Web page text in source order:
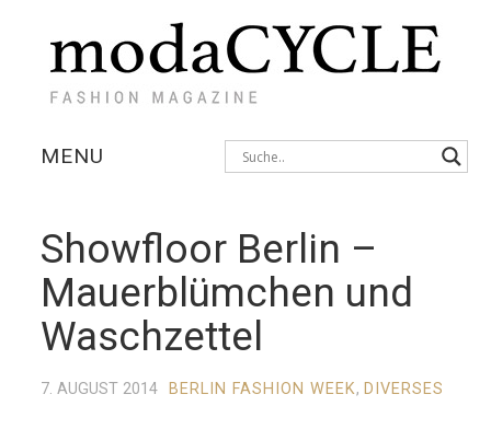
MENU
AUSSTELLUNGEN
FOTOSTRECKEN
INTERVIEWS
Showfloor Berlin –
Mauerblümchen und
Waschzettel
7. AUGUST 2014 BERLIN FASHION WEEK, DIVERSES